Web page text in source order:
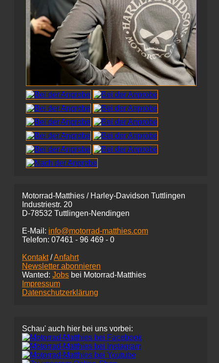
Motorrad-Matthies / Harley-Davidson Tuttlingen
Industriestr. 20
D-78532 Tuttlingen-Nendingen
E-Mail: info@motorrad-matthies.com
Telefon: 07461 - 96 469 - 0
Kontakt/Anfahrt
Newsletter abonnieren
Wanted: Jobs bei Motorrad-Matthies
Impressum
Datenschutzerklärung
Schau' auch hier bei uns vorbei: